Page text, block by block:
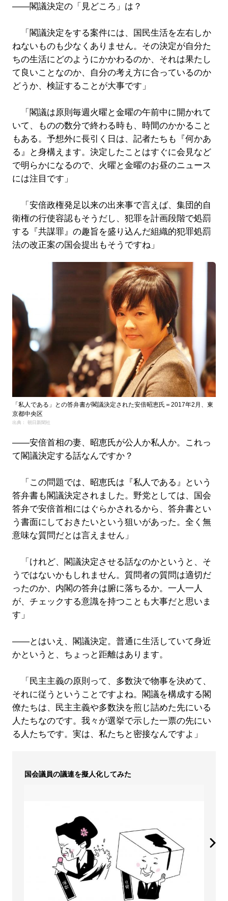
――閣議決定の「見どころ」は？
「閣議決定をする案件には、国民生活を左右しか
ねないものも少なくありません。その決定が自分た
ちの生活にどのようにかかわるのか、それは果たし
て良いことなのか、自分の考え方に合っているのか
どうか、検証することが大事です」
「閣議は原則毎週火曜と金曜の午前中に開かれて
いて、ものの数分で終わる時も、時間のかかること
もある。予想外に長引く日は、記者たちも『何かあ
る』と身構えます。決定したことはすぐに会見など
で明らかになるので、火曜と金曜のお昼のニュース
には注目です」
「安倍政権発足以来の出来事で言えば、集団的自
衛権の行使容認もそうだし、犯罪を計画段階で処罰
する『共謀罪』の趣旨を盛り込んだ組織的犯罪処罰
法の改正案の国会提出もそうですね」
「私人である」との答弁書が閣議決定された安倍昭恵氏＝2017年2月、東
京都中央区
出典： 朝日新聞社
――安倍首相の妻、昭恵氏が公人か私人か。これっ
て閣議決定する話なんですか？
「この問題では、昭恵氏は『私人である』という
答弁書も閣議決定されました。野党としては、国会
答弁で安倍首相にはぐらかされるから、答弁書とい
う書面にしておきたいという狙いがあった。全く無
意味な質問だとは言えません」
「けれど、閣議決定させる話なのかというと、そ
うではないかもしれません。質問者の質問は適切だ
ったのか、内閣の答弁は腑に落ちるか。一人一人
が、チェックする意識を持つことも大事だと思いま
す」
――とはいえ、閣議決定。普通に生活していて身近
かというと、ちょっと距離はあります。
「民主主義の原則って、多数決で物事を決めて、
それに従うということですよね。閣議を構成する閣
僚たちは、民主主義や多数決を煎じ詰めた先にいる
人たちなのです。我々が選挙で示した一票の先にい
る人たちです。実は、私たちと密接なんですよ」
国会議員の議連を擬人化してみた